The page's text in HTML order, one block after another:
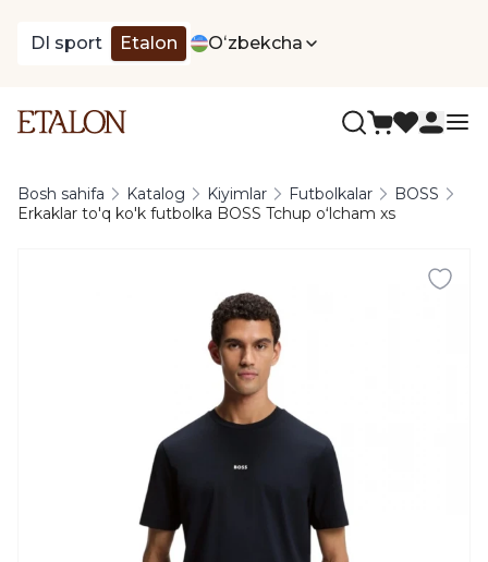
DI sport Etalon Oʻzbekcha
Bosh sahifa Katalog Kiyimlar Futbolkalar
BOSS
Erkaklar to'q ko'k futbolka BOSS Tchup oʻlcham xs